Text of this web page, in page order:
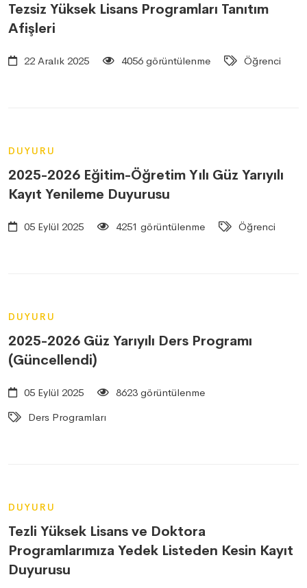
Tezsiz Yüksek Lisans Programları Tanıtım
Afişleri
22 Aralık 2025 4056 görüntülenme Öğrenci
DUYURU
2025-2026 Eğitim-Öğretim Yılı Güz Yarıyılı
Kayıt Yenileme Duyurusu
05 Eylül 2025 4251 görüntülenme Öğrenci
DUYURU
2025-2026 Güz Yarıyılı Ders Programı
(Güncellendi)
05 Eylül 2025
8623 görüntülenme
Ders Programları
DUYURU
Tezli Yüksek Lisans ve Doktora
Programlarımıza Yedek Listeden Kesin Kayıt
Duyurusu